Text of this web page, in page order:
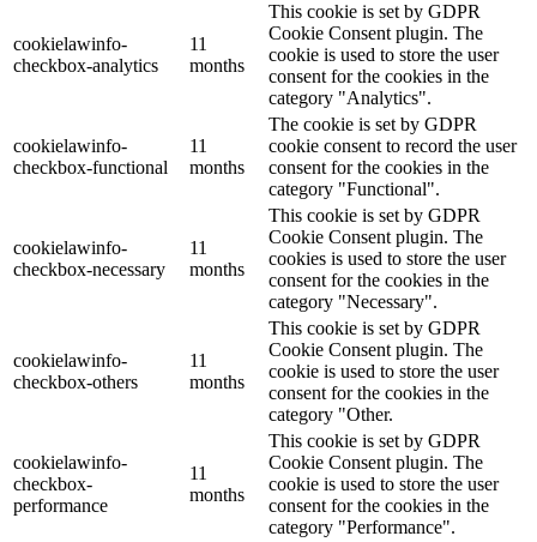
cookielawinfo-
checkbox-analytics
11
months
This cookie is set by GDPR
Cookie Consent plugin. The
cookie is used to store the user
consent for the cookies in the
category "Analytics".
cookielawinfo-
checkbox-functional
11
months
The cookie is set by GDPR
cookie consent to record the user
consent for the cookies in the
category "Functional".
cookielawinfo-
checkbox-necessary
11
months
This cookie is set by GDPR
Cookie Consent plugin. The
cookies is used to store the user
consent for the cookies in the
category "Necessary".
cookielawinfo-
checkbox-others
11
months
This cookie is set by GDPR
Cookie Consent plugin. The
cookie is used to store the user
consent for the cookies in the
category "Other.
cookielawinfo-
checkbox-
performance
11
months
This cookie is set by GDPR
Cookie Consent plugin. The
cookie is used to store the user
consent for the cookies in the
category "Performance".